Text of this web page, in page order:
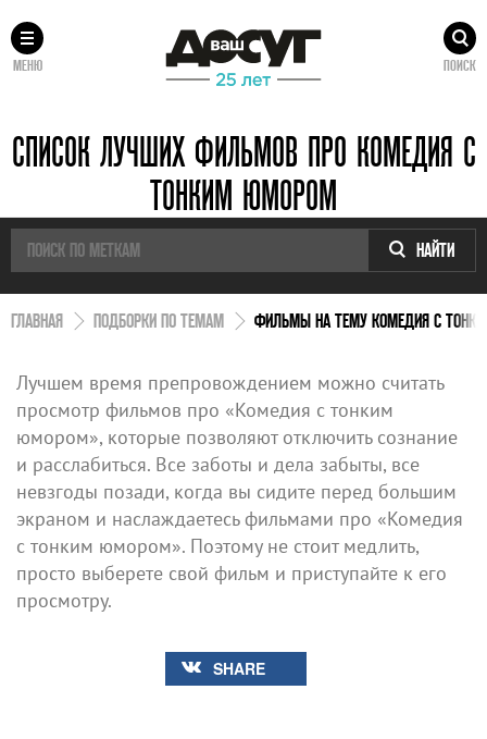
МЕНЮ ПОИСК
СПИСОК ЛУЧШИХ ФИЛЬМОВ ПРО КОМЕДИЯ С
ТОНКИМ ЮМОРОМ
НАЙТИ
ГЛАВНАЯ ПОДБОРКИ ПО ТЕМАМ ФИЛЬМЫ НА ТЕМУ КОМЕДИЯ С
Лучшем время препровождением можно считать
просмотр фильмов про «Комедия с тонким
юмором», которые позволяют отключить сознание
и расслабиться. Все заботы и дела забыты, все
невзгоды позади, когда вы сидите перед большим
экраном и наслаждаетесь фильмами про «Комедия
с тонким юмором». Поэтому не стоит медлить,
просто выберете свой фильм и приступайте к его
просмотру.
SHARE